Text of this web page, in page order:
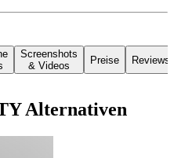
Screenshots
& Videos
Preise Reviews
Alternativen